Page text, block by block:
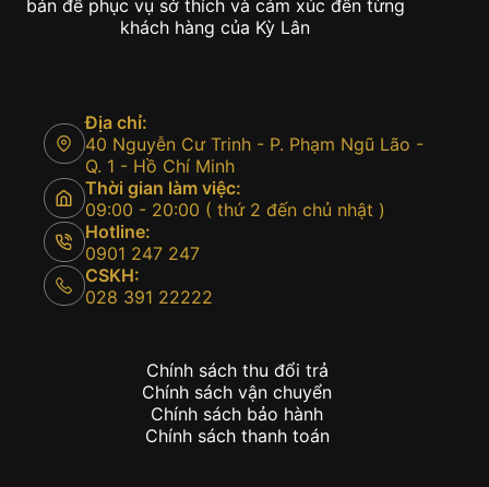
bản để phục vụ sở thích và cảm xúc đến từng
khách hàng của Kỳ Lân
Địa chỉ:
40 Nguyễn Cư Trinh - P. Phạm Ngũ Lão -
Q. 1 - Hồ Chí Minh
Thời gian làm việc:
09:00 - 20:00 ( thứ 2 đến chủ nhật )
Hotline:
0901 247 247
CSKH:
028 391 22222
Chính sách thu đổi trả
Chính sách vận chuyển
Chính sách bảo hành
Chính sách thanh toán